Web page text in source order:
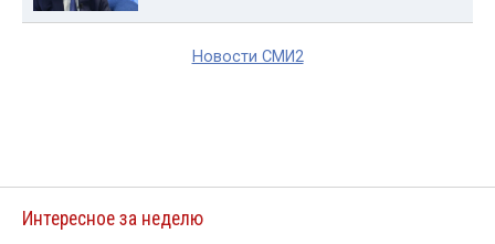
Новости СМИ2
Интересное за неделю